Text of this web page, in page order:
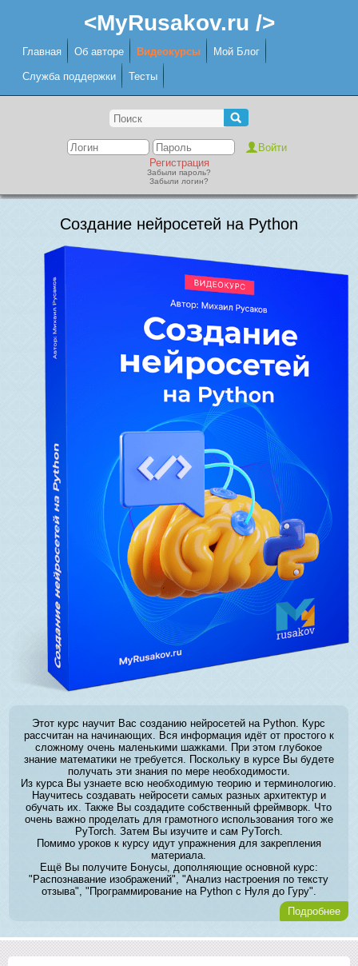
<MyRusakov.ru />
Главная Об авторе Видеокурсы Мой Блог
Служба поддержки Тесты
Регистрация
Забыли пароль?
Забыли логин?
Создание нейросетей на Python
Этот курс научит Вас созданию нейросетей на Python. Курс
рассчитан на начинающих. Вся информация идёт от простого к
сложному очень маленькими шажками. При этом глубокое
знание математики не требуется. Поскольку в курсе Вы будете
получать эти знания по мере необходимости.
Из курса Вы узнаете всю необходимую теорию и терминологию.
Научитесь создавать нейросети самых разных архитектур и
обучать их. Также Вы создадите собственный фреймворк. Что
очень важно проделать для грамотного использования того же
PyTorch. Затем Вы изучите и сам PyTorch.
Помимо уроков к курсу идут упражнения для закрепления
материала.
Ещё Вы получите Бонусы, дополняющие основной курс:
"Распознавание изображений", "Анализ настроения по тексту
отзыва", "Программирование на Python с Нуля до Гуру".
Подробнее